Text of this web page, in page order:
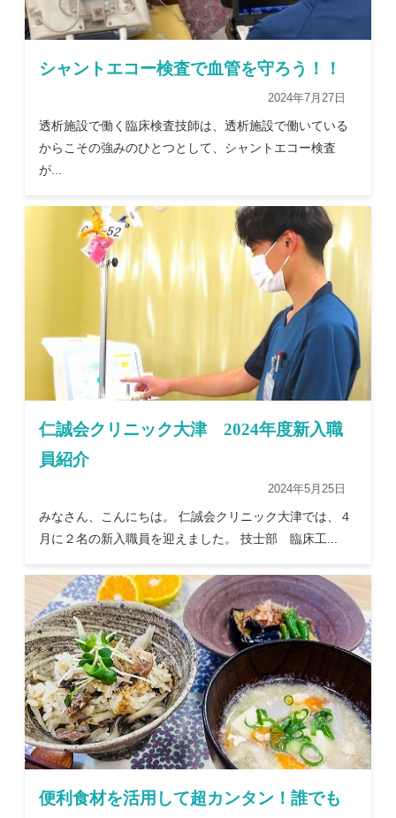
シャントエコー検査で血管を守ろう！！
2024年7月27日
透析施設で働く臨床検査技師は、透析施設で働いている
からこその強みのひとつとして、シャントエコー検査
が...
仁誠会クリニック大津 2024年度新入職
員紹介
2024年5月25日
みなさん、こんにちは。 仁誠会クリニック大津では、４
月に２名の新入職員を迎えました。 技士部 臨床工...
便利食材を活用して超カンタン！誰でも